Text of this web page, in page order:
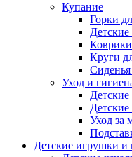
Купание
Горки
Круги
Уход и
Детские
Уход за
Детские игрушки и